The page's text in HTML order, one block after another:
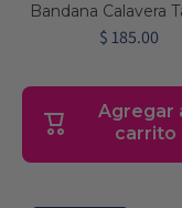
Bandana Calavera
$ 185.00
Agregar
carrito